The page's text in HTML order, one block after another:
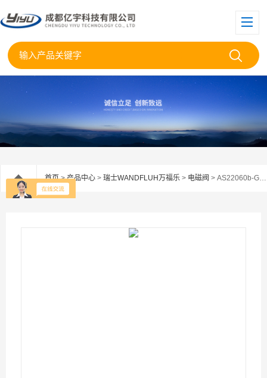
首页>产品中心 > 瑞士WANDFLUH万福乐 > 电磁阀 > AS22060b-G24Wandfluh/万福乐电磁换向阀AS22060b现货